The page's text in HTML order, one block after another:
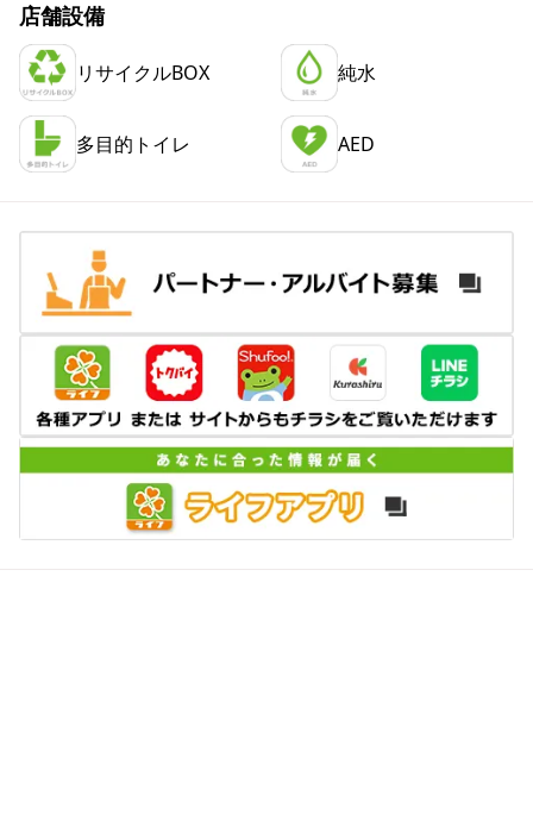
店舗設備
リサイクルBOX 純水
多目的トイレ AED